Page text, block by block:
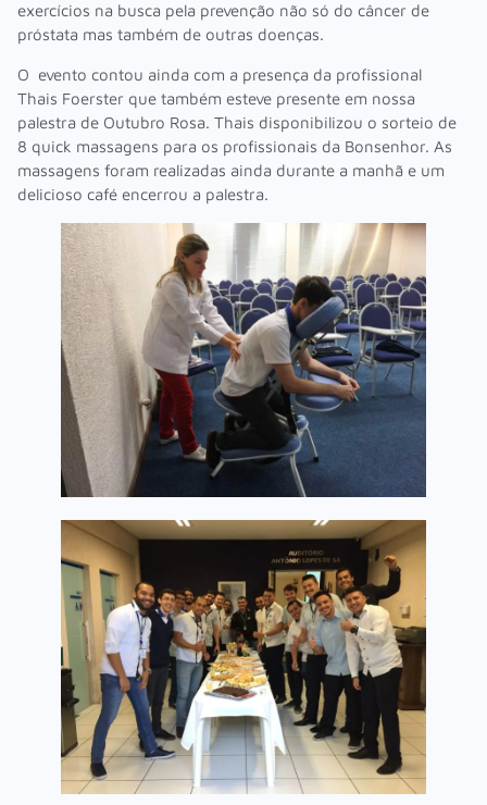
exercícios na busca pela prevenção não só do câncer de
próstata mas também de outras doenças.
O evento contou ainda com a presença da profissional
Thais Foerster que também esteve presente em nossa
palestra de Outubro Rosa. Thais disponibilizou o sorteio de
8 quick massagens para os profissionais da Bonsenhor. As
massagens foram realizadas ainda durante a manhã e um
delicioso café encerrou a palestra.